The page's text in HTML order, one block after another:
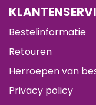
Bestelinformatie
Retouren
Herroepen van
Privacy policy